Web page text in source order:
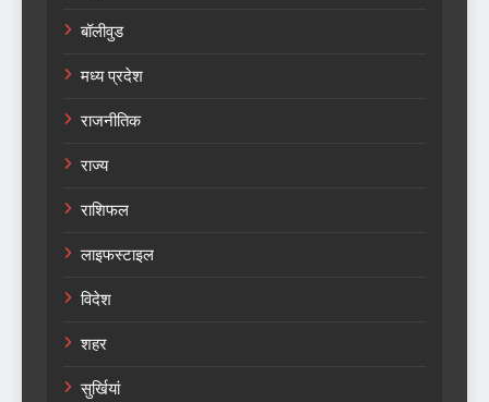
बॉलीवुड
मध्य प्रदेश
राजनीतिक
राज्य
राशिफल
लाइफस्टाइल
विदेश
शहर
सुर्खियां